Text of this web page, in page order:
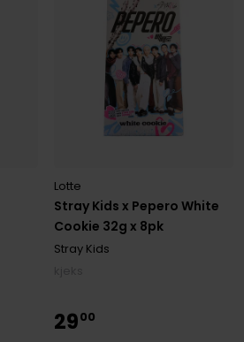
Stray Kids x Pepero White
Cookie 32g x 8pk
Lotte
Stray Kids
2900